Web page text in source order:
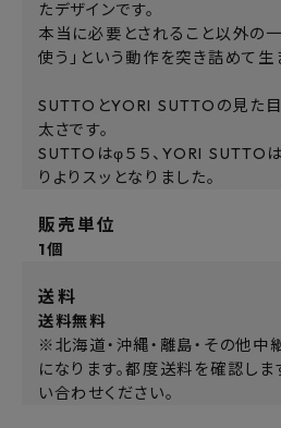
たデザインです。
本当に必要とされること以外の
使う」という動作を突き詰めて生
SUTTOとYORI SUTTOの見た
太さです。
SUTTOはφ５５、YORI SUTTO
りよりスッとなりました。
販売単位
1個
送料
送料無料
※北海道・沖縄・離島・その他中
になります。都度送料を確認し
い合わせください。